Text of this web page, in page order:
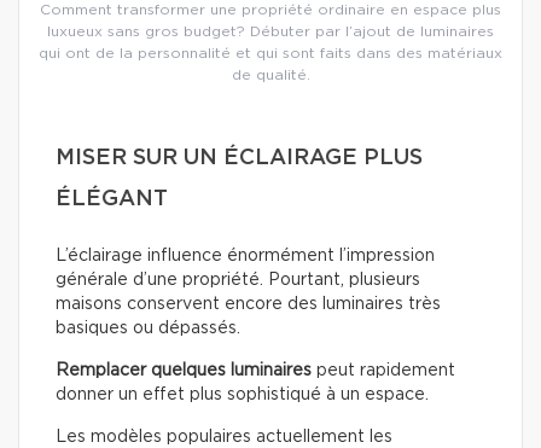
Comment transformer une propriété ordinaire en espace plus
luxueux sans gros budget? Débuter par l’ajout de luminaires
qui ont de la personnalité et qui sont faits dans des matériaux
de qualité.
MISER SUR UN ÉCLAIRAGE PLUS
ÉLÉGANT
L’éclairage influence énormément l’impression
générale d’une propriété. Pourtant, plusieurs
maisons conservent encore des luminaires très
basiques ou dépassés.
Remplacer quelques luminaires peut rapidement
donner un effet plus sophistiqué à un espace.
Les modèles populaires actuellement les